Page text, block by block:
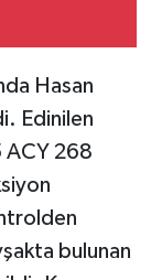
Hasan
Edinilen
ACY 268
bulunan